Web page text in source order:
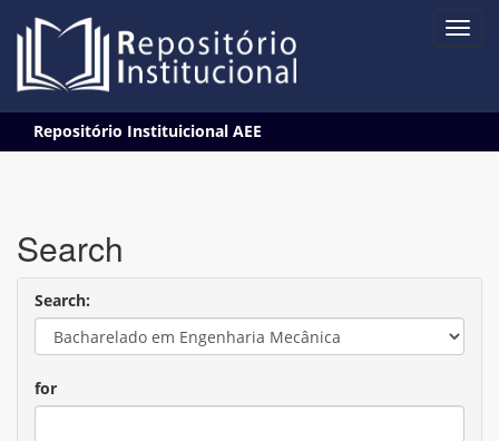
navigation
Repositório Instituicional AEE
Search
Search:
for